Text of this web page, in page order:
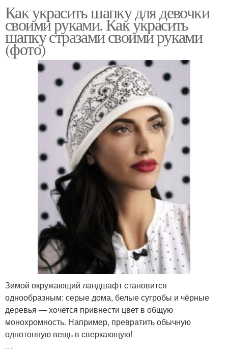
Как украсить шапку для девочки
своими руками. Как украсить
шапку стразами своими руками
(фото)
Зимой окружающий ландшафт становится
однообразным: серые дома, белые сугробы и чёрные
деревья — хочется привнести цвет в общую
монохромность. Например, превратить обычную
однотонную вещь в сверкающую!